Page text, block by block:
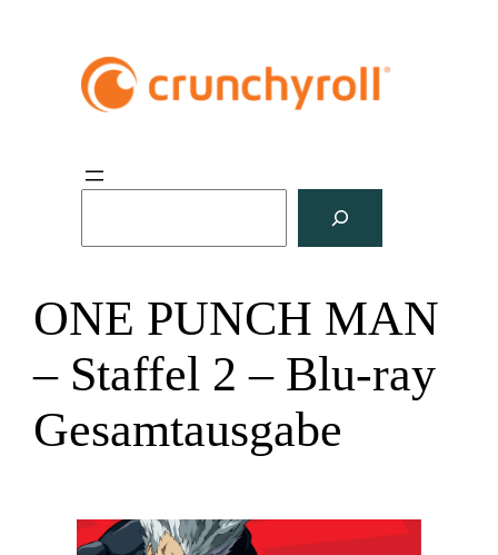
e
n
ONE PUNCH MAN
– Staffel 2 – Blu-ray
Gesamtausgabe